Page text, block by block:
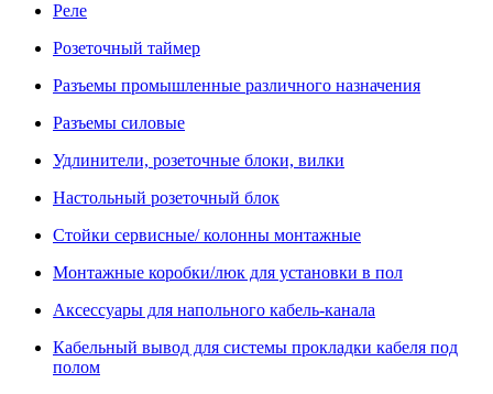
Реле
Розеточный таймер
Разъемы промышленные различного назначения
Разъемы силовые
Удлинители, розеточные блоки, вилки
Настольный розеточный блок
Стойки сервисные/ колонны монтажные
Монтажные коробки/люк для установки в пол
Аксессуары для напольного кабель-канала
Кабельный вывод для системы прокладки кабеля под
полом